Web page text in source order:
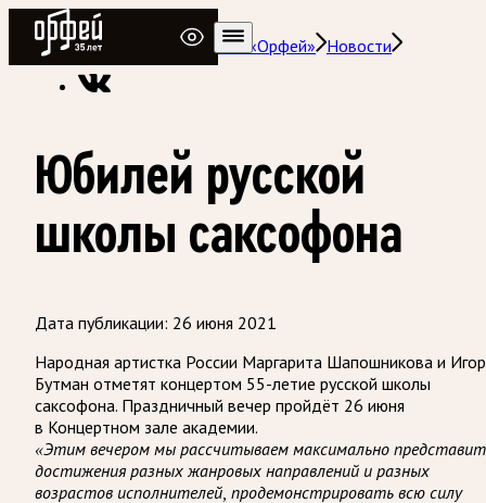
Радио Орфей
Радио классической музыки «Орфей» Новости
Юбилей русской
школы саксофона
Дата публикации: 26 июня 2021
Народная артистка России Маргарита Шапошникова и
Бутман отметят концертом 55-летие русской школы
саксофона. Праздничный вечер пройдёт 26 июня
в Концертном зале академии.
«Этим вечером мы рассчитываем максимально
достижения разных жанровых направлений и разных
возрастов исполнителей, продемонстрировать всю силу